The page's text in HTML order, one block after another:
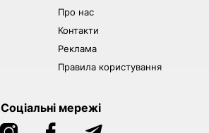
Про нас
Контакти
Реклама
Правила користування
Соціальні мережі